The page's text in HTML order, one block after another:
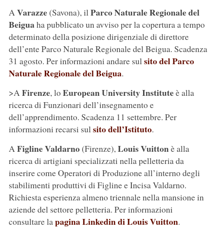
AVarazze(Savona), ilParco Naturale Regionale del
Beiguaha pubblicato un avviso per la copertura a tempo
determinato della posizione dirigenziale di direttore
dell’ente Parco Naturale Regionale del Beigua. Scadenza
31 agosto. Per informazioni andare sulsito del Parco
Naturale Regionale del Beigua.
>AFirenze, loEuropean University Instituteè alla
ricerca di Funzionari dell’insegnamento e
dell’apprendimento. Scadenza 11 settembre. Per
informazioni recarsi sulsito dell’Istituto.
AFigline Valdarno(Firenze),Louis Vuittonè alla
ricerca di artigiani specializzati nella pelletteria da
inserire come Operatori di Produzione all’interno degli
stabilimenti produttivi di Figline e Incisa Valdarno.
Richiesta esperienza almeno triennale nella mansione in
aziende del settore pelletteria. Per informazioni
consultare lapagina Linkedin di Louis Vuitton.